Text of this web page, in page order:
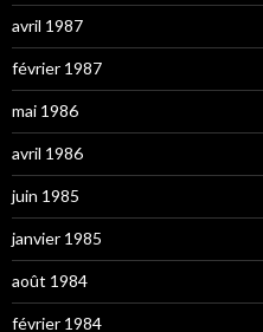
avril 1987
février 1987
mai 1986
avril 1986
juin 1985
janvier 1985
août 1984
février 1984